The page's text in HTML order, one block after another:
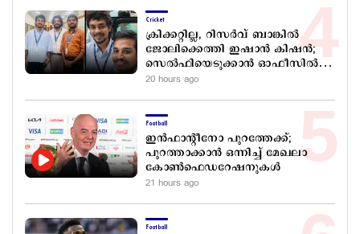
Cricket
ക്രിക്കറ്റില്ല, റിസര്‍വ് ബാങ്കില്‍
ജോലിക്കെത്തി ഇഷാന്‍ കിഷന്‍;
സെല്‍ഫിയെടുക്കാന്‍ ഓഫീസില്‍
തിരക്ക്
20 hours ago
Football
ഇന്‍ഫാന്‍റീനോ പുറത്തേക്ക്;
പുറത്താക്കാൻ ഒന്നിച്ച് മേഖലാ
കോൺഫെഡറേഷനുകൾ
21 hours ago
Football